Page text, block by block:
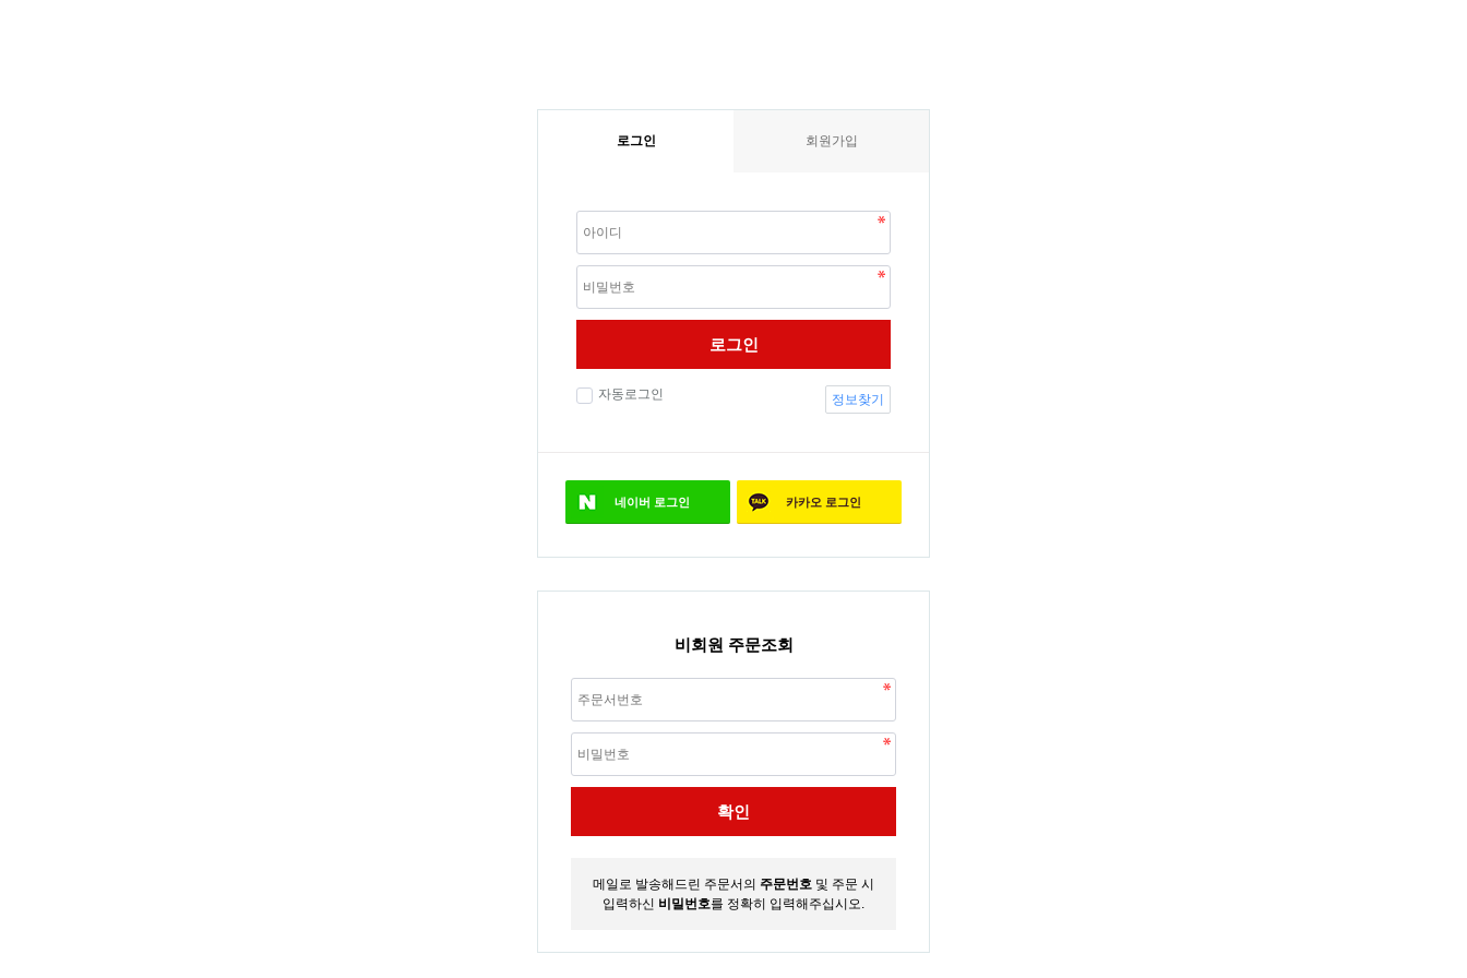
로그인 회원가입
로그인
자동로그인 정보찾기
네이버 로그인 카카오 로그인
비회원 주문조회
확인
메일로 발송해드린 주문서의 주문번호 및 주문 시
입력하신 비밀번호를 정확히 입력해주십시오.